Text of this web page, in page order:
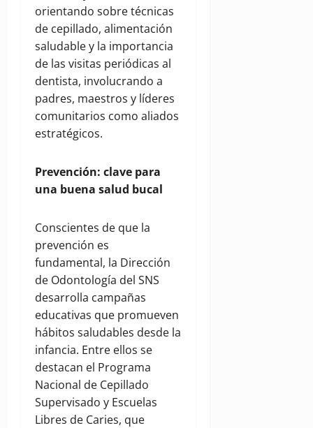
orientando sobre técnicas
de cepillado, alimentación
saludable y la importancia
de las visitas periódicas al
dentista, involucrando a
padres, maestros y líderes
comunitarios como aliados
estratégicos.
Prevención: clave para
una buena salud bucal
Conscientes de que la
prevención es
fundamental, la Dirección
de Odontología del SNS
desarrolla campañas
educativas que promueven
hábitos saludables desde la
infancia. Entre ellos se
destacan el Programa
Nacional de Cepillado
Supervisado y Escuelas
Libres de Caries, que